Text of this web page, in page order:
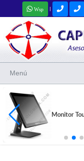
Wsp |
Menú
Monitor